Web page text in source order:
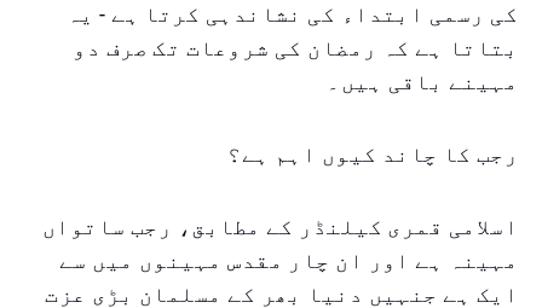
کی رسمی ابتداء کی نشاندہی کرتا ہے - یہ
بتاتا ہے کہ رمضان کی شروعات تک صرف دو
مہینے باقی ہیں۔
رجب کا چاند کیوں اہم ہے؟
اسلامی قمری کیلنڈر کے مطابق، رجب ساتواں
مہینہ ہے اور ان چار مقدس مہینوں میں سے
ایک ہے جنہیں دنیا بھر کے مسلمان بڑی عزت